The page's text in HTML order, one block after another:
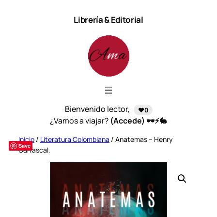
Librería & Editorial
Bienvenido lector, ❤️0
¿Vamos a viajar? (Accede) 🕶️⚡🐇
Save
Inicio / Literatura Colombiana / Anatemas – Henry
Carrascal.